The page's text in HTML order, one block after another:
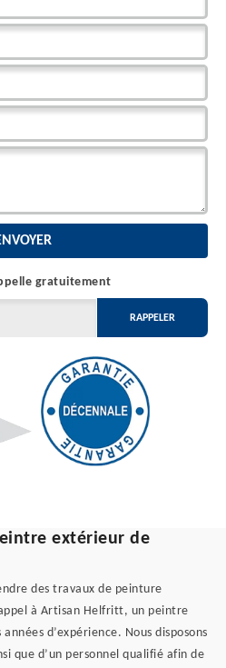
gratuitement
extérieur de
des travaux de peinture
à Artisan Helfritt, un peintre
d’expérience. Nous disposons
que d’un personnel qualifié afin de